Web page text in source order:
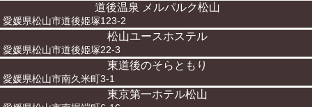
道後温泉 メルパルク松山
愛媛県松山市道後姫塚123-2
松山ユースホステル
愛媛県松山市道後姫塚22-3
東道後のそらともり
愛媛県松山市南久米町3-1
東京第一ホテル松山